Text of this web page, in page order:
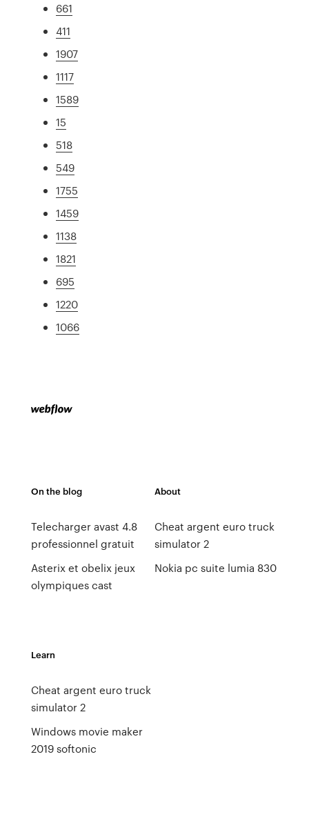
661
411
1907
1117
1589
15
518
549
1755
1459
1138
1821
695
1220
1066
On the blog
Telecharger avast 4.8
professionnel gratuit
Asterix et obelix jeux
olympiques cast
About
Cheat argent euro truck
simulator 2
Nokia pc suite lumia 830
Learn
Cheat argent euro truck
simulator 2
Windows movie maker
2019 softonic